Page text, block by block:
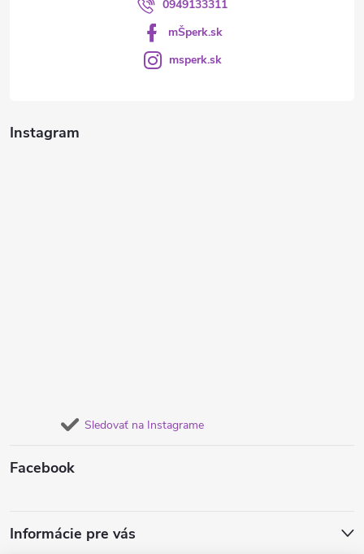
Instagram
Sledovať na Instagrame
0949133311
mŠperk.sk
msperk.sk
Facebook
Informácie pre vás